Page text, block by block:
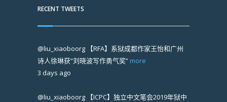
RECENT TWEETS
@liu_xiaoboorg 【RFA】系狱成都作家王怡和广州
诗人徐琳获“刘晓波写作勇气奖” more
3 days ago
@liu_xiaoboorg 【ICPC】独立中文笔会2019年狱中